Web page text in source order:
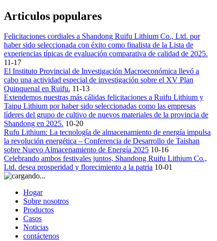
Articulos populares
Felicitaciones cordiales a Shandong Ruifu Lithium Co., Ltd. por
haber sido seleccionada con éxito como finalista de la Lista de
experiencias típicas de evaluación comparativa de calidad de 2025.
11-17
El Instituto Provincial de Investigación Macroeconómica llevó a
cabo una actividad especial de investigación sobre el XV Plan
Quinquenal en Ruifu. 11-13
Extendemos nuestras más cálidas felicitaciones a Ruifu Lithium y
Taipu Lithium por haber sido seleccionadas como las empresas
líderes del grupo de cultivo de nuevos materiales de la provincia de
Shandong en 2025. 10-20
Rufu Lithium: La tecnología de almacenamiento de energía impulsa
la revolución energética – Conferencia de Desarrollo de Taishan
sobre Nuevo Almacenamiento de Energía 2025 10-16
Celebrando ambos festivales juntos, Shandong Ruifu Lithium Co.,
Ltd. desea prosperidad y florecimiento a la patria 10-01
Hogar
Sobre nosotros
Productos
Casos
Noticias
contáctenos